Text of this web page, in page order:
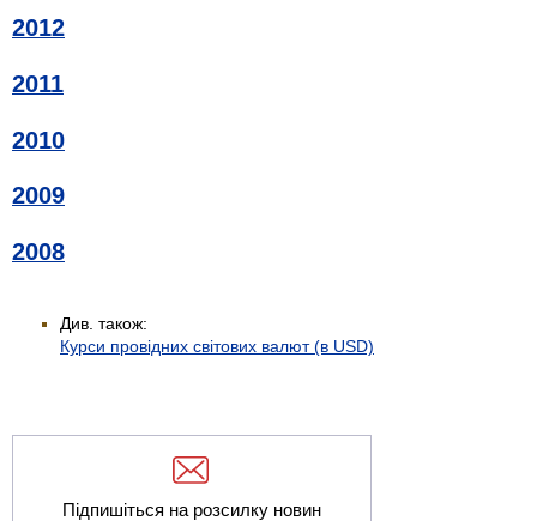
2012
2011
2010
2009
2008
Див. також:
Курси провідних світових валют (в USD)
Підпишіться на розсилку новин